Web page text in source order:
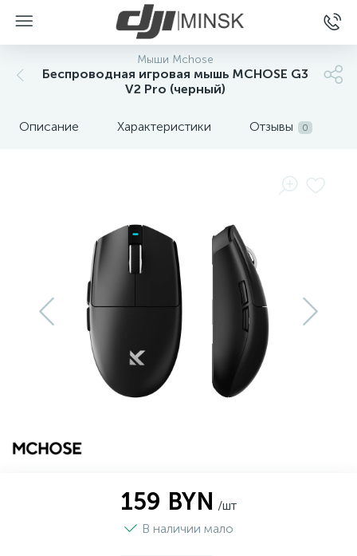
Мыши Mchose
Беспроводная игровая мышь MCHOSE G3
V2 Pro (черный)
Описание Характеристики Отзывы 0
159 BYN /шт
В наличии мало